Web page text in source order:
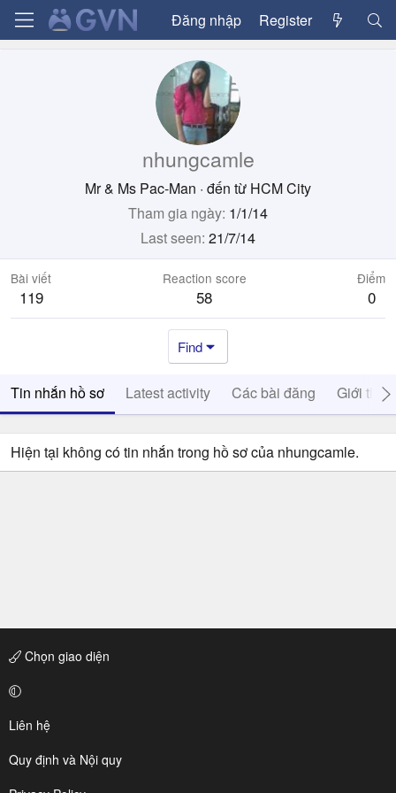
Đăng nhập Register
nhungcamle
Mr & Ms Pac-Man · đến từ HCM City
Tham gia ngày 1/1/14
Last seen 21/7/14
Bài viết
119
Reaction score
58
Điểm
0
Find
Tin nhắn hồ sơ Latest activity Các bài đăng Giới thiệu
Hiện tại không có tin nhắn trong hồ sơ của nhungcamle.
Chọn giao diện
Liên hệ
Quy định và Nội quy